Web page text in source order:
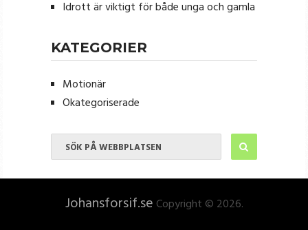
Idrott är viktigt för både unga och gamla
KATEGORIER
Motionär
Okategoriserade
Copyright © 2026.